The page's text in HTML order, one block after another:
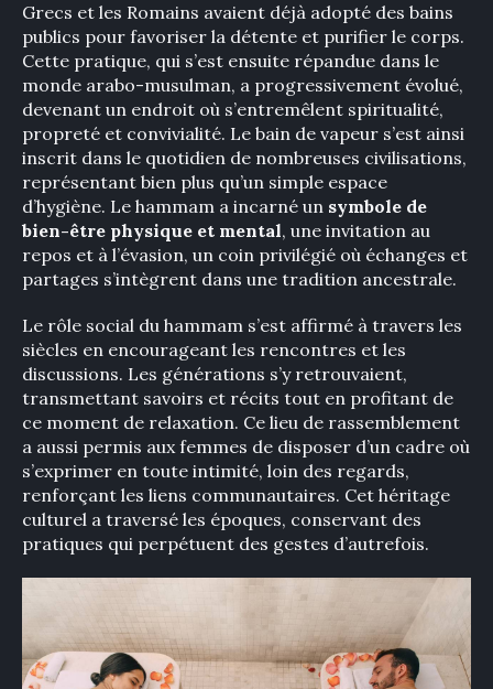
Grecs et les Romains avaient déjà adopté des bains
publics pour favoriser la détente et purifier le corps.
Cette pratique, qui s’est ensuite répandue dans le
monde arabo-musulman, a progressivement évolué,
devenant un endroit où s’entremêlent spiritualité,
propreté et convivialité. Le bain de vapeur s’est ainsi
inscrit dans le quotidien de nombreuses civilisations,
représentant bien plus qu’un simple espace
d’hygiène. Le hammam a incarné un symbole de
bien-être physique et mental, une invitation au
repos et à l’évasion, un coin privilégié où échanges et
partages s’intègrent dans une tradition ancestrale.
Le rôle social du hammam s’est affirmé à travers les
siècles en encourageant les rencontres et les
discussions. Les générations s’y retrouvaient,
transmettant savoirs et récits tout en profitant de
ce moment de relaxation. Ce lieu de rassemblement
a aussi permis aux femmes de disposer d’un cadre où
s’exprimer en toute intimité, loin des regards,
renforçant les liens communautaires. Cet héritage
culturel a traversé les époques, conservant des
pratiques qui perpétuent des gestes d’autrefois.